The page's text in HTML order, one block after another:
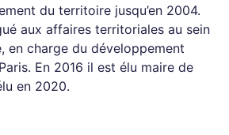
du territoire jusqu’en 2004.
aux affaires territoriales au sein
en charge du développement
En 2016 il est élu maire de
en 2020.